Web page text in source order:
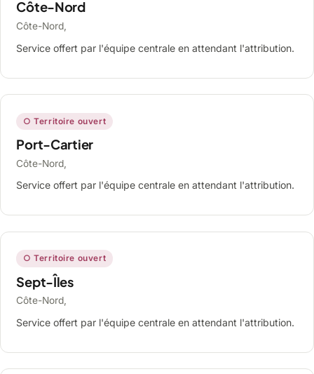
Côte-Nord
Côte-Nord,
Service offert par l'équipe centrale en attendant l'attribution.
○ Territoire ouvert
Port-Cartier
Côte-Nord,
Service offert par l'équipe centrale en attendant l'attribution.
○ Territoire ouvert
Sept-Îles
Côte-Nord,
Service offert par l'équipe centrale en attendant l'attribution.